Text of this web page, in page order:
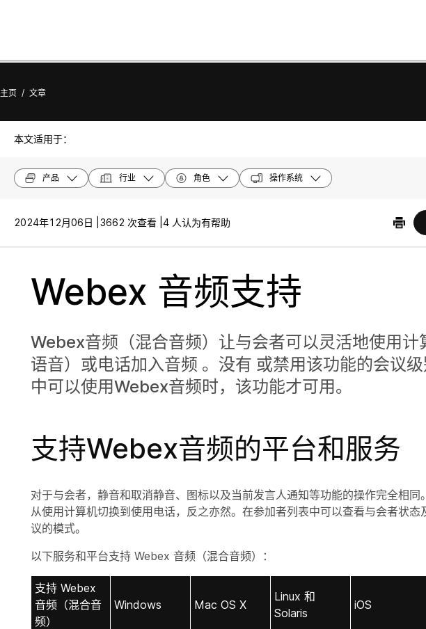
主页 / 文章
本文适用于：
产品 行业 角色 操作系统
2024年12月06日 | 3662 次查看 | 4 人认为有帮助
Webex 音频支持
Webex音频（混合音频）让与会者可以灵活地使用计
语音）或电话加入音频 。没有 或禁用该功能的会议
中可以使用Webex音频时，该功能才可用。
支持Webex音频的平台和服务
对于与会者，静音和取消静音、图标以及当前发言人通知等功能的操作完全相同
从使用计算机切换到使用电话，反之亦然。在参加者列表中可以查看与会者状态
议的模式。
以下服务和平台支持 Webex 音频（混合音频）：
支持 Webex
音频（混合音
频）
Windows Mac OS X
Linux 和
Solaris
iOS